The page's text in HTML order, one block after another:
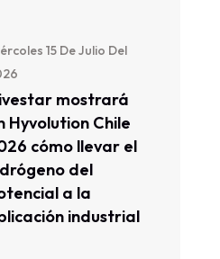
15 De Julio Del
mostrará
Hyvolution Chile
cómo llevar el
del
a la
industrial